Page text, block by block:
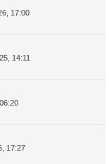
17:00
14:11
17:27